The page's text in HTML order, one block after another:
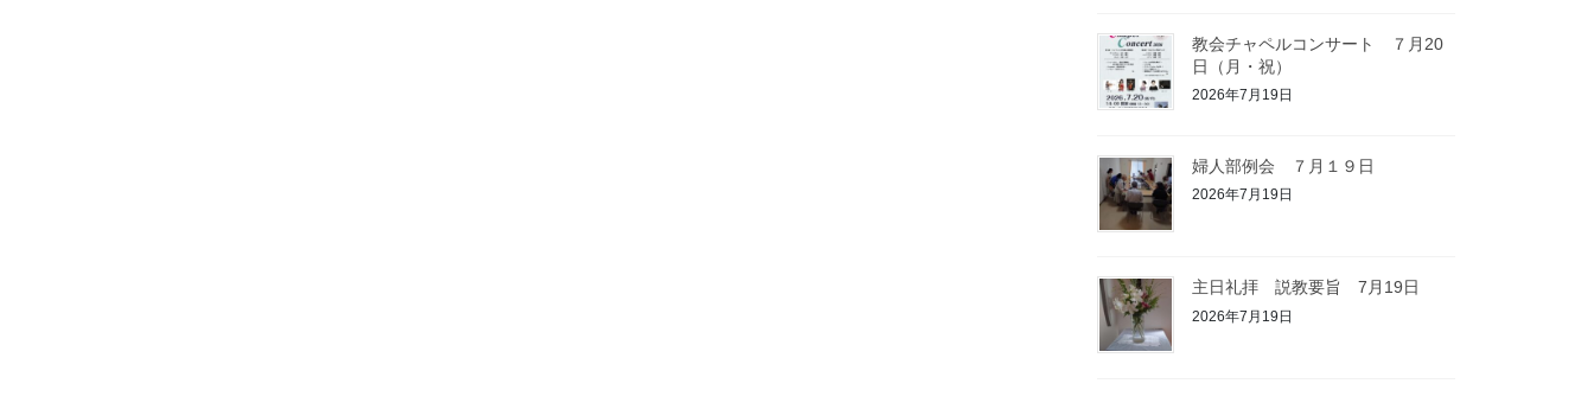
教会チャペルコンサート ７月20
日（月・祝）
2026年7月19日
婦人部例会 ７月１９日
2026年7月19日
主日礼拝 説教要旨 7月19日
2026年7月19日